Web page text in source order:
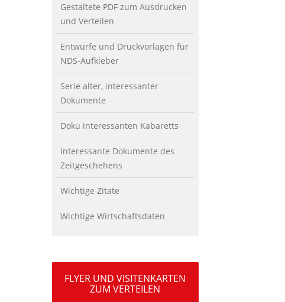
Gestaltete PDF zum Ausdrucken
und Verteilen
Entwürfe und Druckvorlagen für
NDS-Aufkleber
Serie alter, interessanter
Dokumente
Doku interessanten Kabaretts
Interessante Dokumente des
Zeitgeschehens
Wichtige Zitate
Wichtige Wirtschaftsdaten
FLYER UND VISITENKARTEN
ZUM VERTEILEN